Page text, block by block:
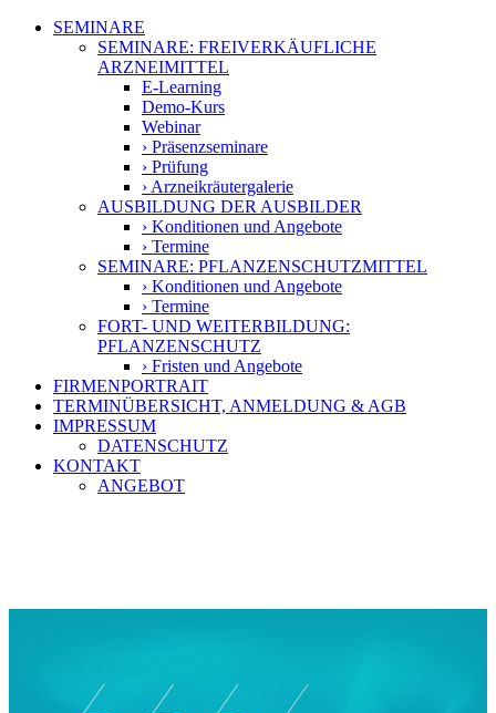
SEMINARE
SEMINARE: FREIVERKÄUFLICHE
ARZNEIMITTEL
E-Learning
Demo-Kurs
Webinar
› Präsenzseminare
› Prüfung
› Arzneikräutergalerie
AUSBILDUNG DER AUSBILDER
› Konditionen und Angebote
› Termine
SEMINARE: PFLANZEN­SCHUTZ­MITTEL
› Konditionen und Angebote
› Termine
FORT- UND WEITERBILDUNG:
PFLANZENSCHUTZ
› Fristen und Angebote
FIRMENPORTRAIT
TERMINÜBERSICHT, ANMELDUNG & AGB
IMPRESSUM
DATENSCHUTZ
KONTAKT
ANGEBOT